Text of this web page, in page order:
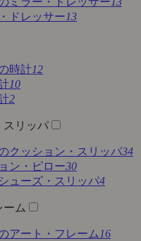
ドレッサー13
時計12
10
2
スリッパ
クッション・スリッパ34
ン・ピロー30
ューズ・スリッパ4
ーム
アート・フレーム 16